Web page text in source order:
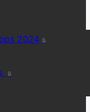
2024 🔒
🔒